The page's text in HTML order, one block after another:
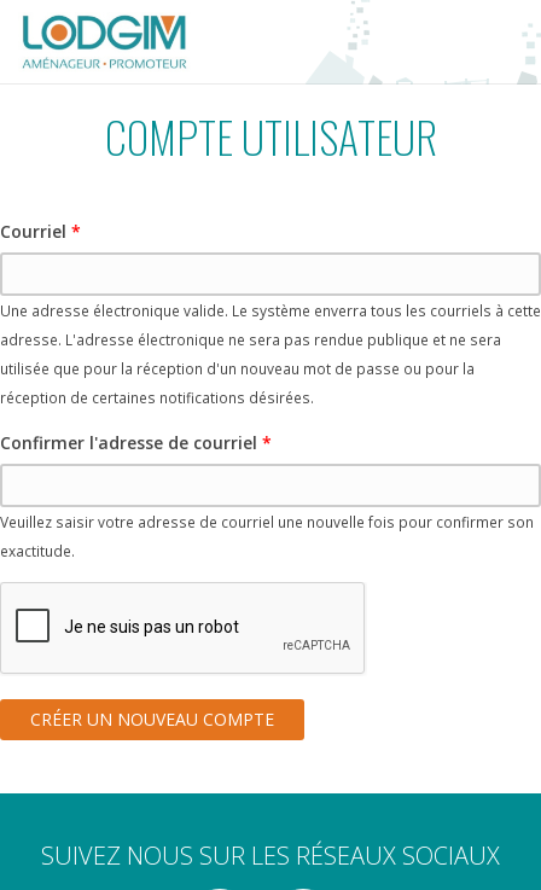
COMPTE UTILISATEUR
Courriel *
Une adresse électronique valide. Le système enverra tous les courriels à cette
adresse. L'adresse électronique ne sera pas rendue publique et ne sera
utilisée que pour la réception d'un nouveau mot de passe ou pour la
réception de certaines notifications désirées.
Confirmer l'adresse de courriel *
Veuillez saisir votre adresse de courriel une nouvelle fois pour confirmer son
exactitude.
SUIVEZ NOUS SUR LES RÉSEAUX SOCIAUX